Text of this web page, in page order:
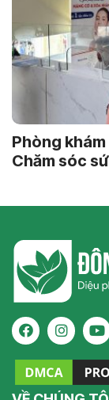
Phòng
Chăm sóc